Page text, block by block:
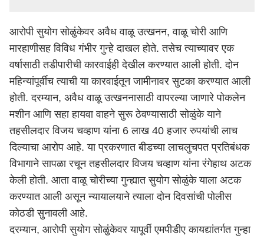
आरोपी सुयोग सोळुंकेवर अवैध वाळू उत्खनन, वाळू चोरी आणि
मारहाणीसह विविध गंभीर गुन्हे दाखल होते. तसेच त्याच्यावर एक
वर्षासाठी तडीपारीची कारवाईही देखील करण्यात आली होती. दोन
महिन्यांपूर्वीच त्याची या कारवाईतून जामीनावर सुटका करण्यात आली
होती. दरम्यान, अवैध वाळू उत्खननासाठी वापरल्या जाणारे पोकलेन
मशीन आणि सहा हायवा वाहने सुरू ठेवण्यासाठी सोळुंके याने
तहसीलदार विजय चव्हाण यांना 6 लाख 40 हजार रुपयांची लाच
दिल्याचा आरोप आहे. या प्रकरणात बीडच्या लाचलुचपत प्रतिबंधक
विभागाने सापळा रचून तहसीलदार विजय चव्हाण यांना रंगेहाथ अटक
केली होती. आता वाळू चोरीच्या गुन्ह्यात सुयोग सोळुंके याला अटक
करण्यात आली असून न्यायालयाने त्याला दोन दिवसांची पोलीस
कोठडी सुनावली आहे.
दरम्यान, आरोपी सुयोग सोळुंकेवर यापूर्वी एमपीडीए कायद्यांतर्गत गुन्हा